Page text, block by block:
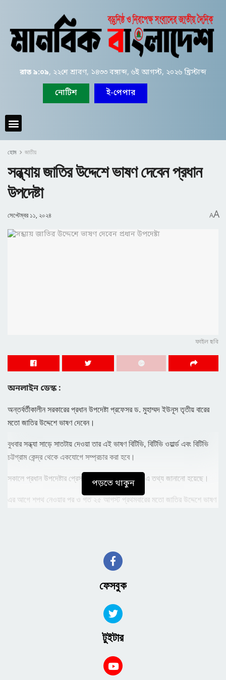
রাত ৯:০৯, ২২শে শ্রাবণ, ১৪৩৩ বঙ্গাব্দ, ৬ই আগস্ট, ২০২৬ খ্রিস্টাব্দ
নোটিশ ই-পেপার
হোম জাতীয়
সন্ধ্যায় জাতির উদ্দেশে ভাষণ দেবেন প্রধান
উপদেষ্টা
সেপ্টেম্বর ১১, ২০২৪ AA
ফাইল ছবি
অনলাইন ডেস্ক :
অন্তর্বর্তীকালীন সরকারের প্রধান উপদেষ্টা প্রফেসর ড. মুহাম্মদ ইউনূস তৃতীয় বারের
মতো জাতির উদ্দেশে ভাষণ দেবেন।
বুধবার সন্ধ্যা সাড়ে সাতটায় দেওয়া তার এই ভাষণ বিটিভি, বিটিভি ওয়ার্ল্ড এবং বিটিভি
চট্টগ্রাম কেন্দ্র থেকে একযোগে সম্প্রচার করা হবে।
সকালে প্রধান উপদেষ্টার প্রেস উইং থেকে গণমাধ্যমকে এ তথ্য জানানো হয়েছে।
এর আগে শপথ নেওয়ার পর ও গত ২৫ আগস্ট প্রথমবারের মতো জাতির উদ্দেশে ভাষণ
লরিয়েট ড. মুহাম্মদ ইউনূস অন্তর্বর্তী সরকারের প্রধান উপদেষ্টা হিসেবে শপথ নেন।
পড়তে থাকুন
ফেসবুক
টুইটার